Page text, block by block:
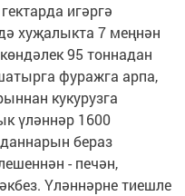
игәргә
хуҗалыкта 7 меңнән
95 тоннадан
фуражга арпа,
кукурузга
үләннәр 1600
бераз
- печән,
Үләннәрне тиешле